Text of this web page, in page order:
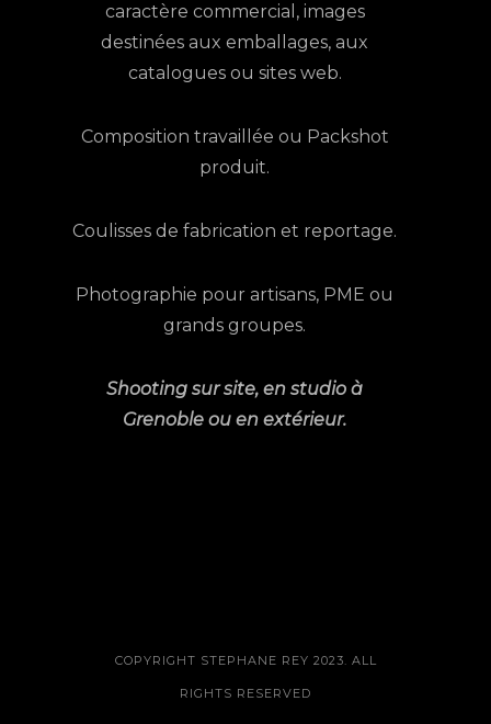
caractère commercial, images
destinées aux emballages, aux
catalogues ou sites web.
Composition travaillée ou Packshot
produit.
Coulisses de fabrication et reportage.
Photographie pour artisans, PME ou
grands groupes.
Shooting sur site, en studio à
Grenoble ou en extérieur.
COPYRIGHT STEPHANE REY 2023. ALL
RIGHTS RESERVED